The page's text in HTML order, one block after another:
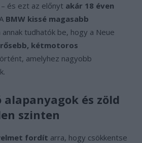
és ezt az előnyt akár 18 éven
BMW kissé magasabb
tudhatók be, hogy a Neue
kétmotoros
amelyhez nagyobb
és zöld
szinten
fordít arra, hogy csökkentse